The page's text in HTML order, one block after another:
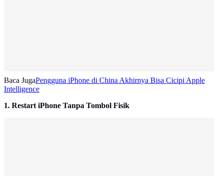
Baca JugaPengguna iPhone di China Akhirnya Bisa Cicipi Apple
Intelligence
1. Restart iPhone Tanpa Tombol Fisik